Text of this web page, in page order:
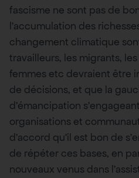
fascisme ne sont pas de
l’accumulation des
changement climatique
travailleurs, les migrants,
femmes etc devraient être
de décisions, et que la
d’émancipation
organisations et
d’accord qu’il est bon de
de répéter ces bases, en
nouveaux venus dans